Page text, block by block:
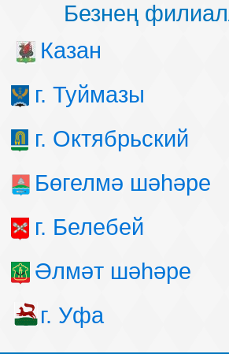
Безнең
Казан
г. Туймазы
г. Октябрьский
Бөгелмә шәһәре
г. Белебей
Әлмәт шәһәре
г. Уфа